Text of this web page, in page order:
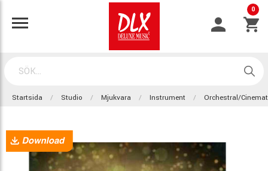
0
Startsida Studio Mjukvara Instrument Orchestral/